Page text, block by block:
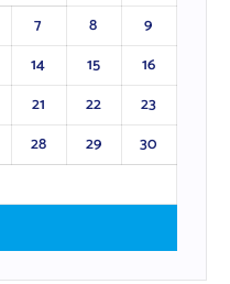
7 8
9
14 15
16
21 22
23
28 29
30